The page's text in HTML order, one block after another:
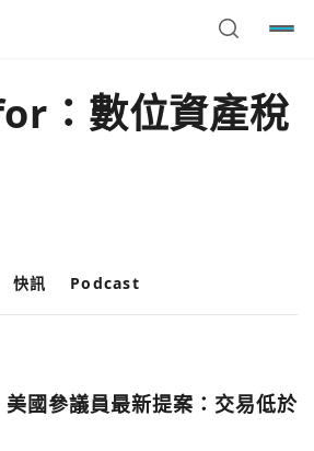
： 數位資產稅
快訊 Podcast
國參議員最新提案：交易低於
使用以下帳號繼續
擊關閉按鈕或空白處，即可回到加密
城市